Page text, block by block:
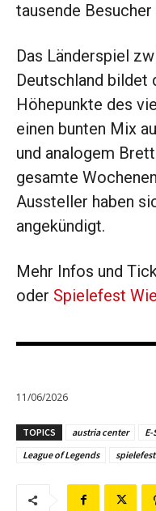
tausende
Das Länderspiel
Deutschland bildet
Höhepunkte des
einen bunten Mix
und analogem
gesamte
Aussteller haben
angekündigt.
Mehr Infos und
oder Spielefest
11/06/2026
TOPICS austria center
League of Legends